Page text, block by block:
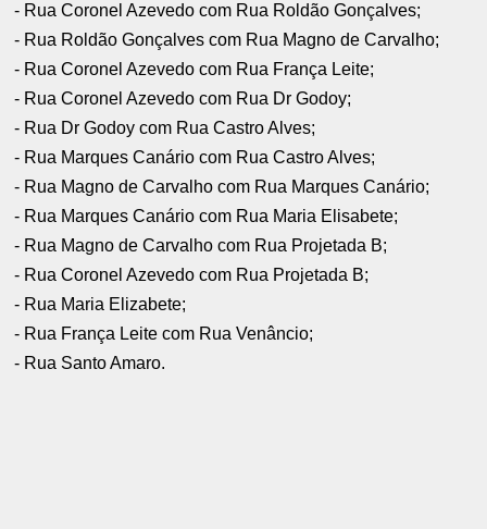
- ⁠Rua Coronel Azevedo com Rua Roldão Gonçalves;
- ⁠Rua Roldão Gonçalves com Rua Magno de Carvalho;
- ⁠Rua Coronel Azevedo com Rua França Leite;
- ⁠Rua Coronel Azevedo com Rua Dr Godoy;
- ⁠Rua Dr Godoy com Rua Castro Alves;
- ⁠Rua Marques Canário com Rua Castro Alves;
- ⁠Rua Magno de Carvalho com Rua Marques Canário;
- ⁠Rua Marques Canário com Rua Maria Elisabete;
- ⁠Rua Magno de Carvalho com Rua Projetada B;
- ⁠Rua Coronel Azevedo com Rua Projetada B;
- ⁠Rua Maria Elizabete;
- ⁠Rua França Leite com Rua Venâncio;
- ⁠Rua Santo Amaro.